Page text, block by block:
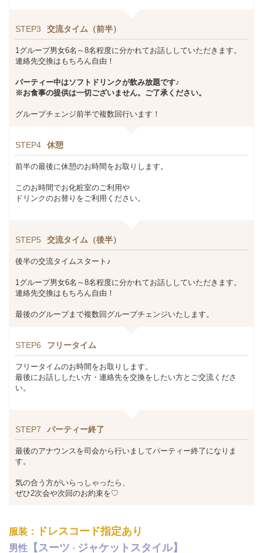
STEP3 交流タイム（前半）
1グループ男女6名～8名程度に分かれてお話ししていただきます。
連絡先交換はもちろん自由！
パーティー中はソフトドリンクが飲み放題です♪
※お食事の提供は一切ございません。ご了承ください。
グループチェンジ前半で複数回行います！
STEP4 休憩
前半の最後に休憩のお時間をお取りします。
このお時間でお化粧室のご利用や
ドリンクのお替りをご利用ください。
STEP5 交流タイム（後半）
後半の交流タイムスタート♪
1グループ男女6名～8名程度に分かれてお話ししていただきます。
連絡先交換はもちろん自由！
最後のグループまで複数回グループチェンジいたします。
STEP6 フリータイム
フリータイムのお時間をお取りします。
最後にお話ししたい方・連絡先を交換をしたい方とご交流くださ
い。
STEP7 パーティー終了
最後のアナウンスを司会から行いましてパーティー終了になりま
す。
気の合う方がいらっしゃったら、
ぜひ2次会や次回のお約束を♡
服装： ドレスコード指定あり
男性 【スーツ ・ ジャケットスタイル】